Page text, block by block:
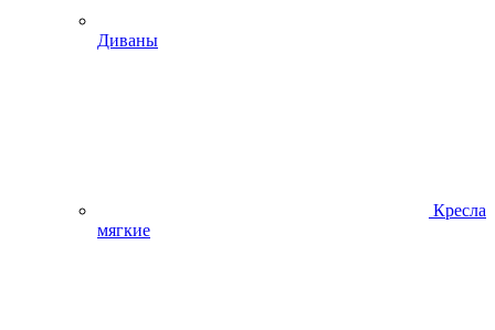
Диваны
Кресла
мягкие